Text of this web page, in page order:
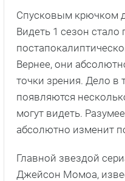
Спусковым крючком
Видеть 1 сезон стало
Вернее, они
точки зрения. Дело в
появляются
могут видеть.
абсолютно изменит
Главной звездой
Джейсон Момоа,